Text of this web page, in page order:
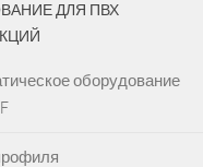
ДЛЯ ПВХ
оборудование